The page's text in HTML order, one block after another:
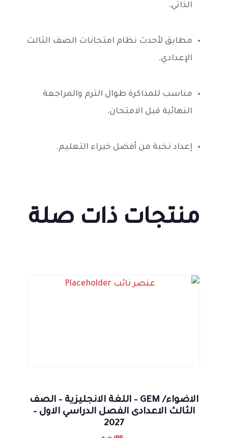
الذاتي.
مطابق لأحدث نظام امتحانات الصف الثالث
الإعدادي.
مناسب للمذاكرة طوال الترم والمراجعة
النهائية قبل الامتحان.
إعداد نخبة من أفضل خبراء التعليم.
منتجات ذات صلة
الاضواء/ GEM – اللغة الانجليزية – الصف
الثالث الاعدادى الفصل الدراسي الاول –
2027